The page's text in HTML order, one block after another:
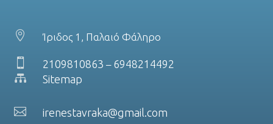
 Ίριδος 1, Παλαιό Φάληρο
 2109810863 – 6948214492

Sitemap
 irenestavraka@gmail.com